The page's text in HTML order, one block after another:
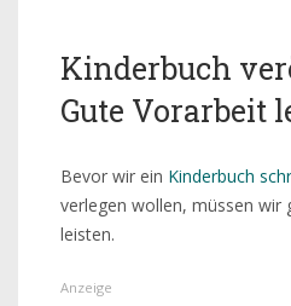
Kinderbuch
Gute Vorarbeit
Bevor wir ein Kinderbuch
verlegen wollen, müssen wir
leisten.